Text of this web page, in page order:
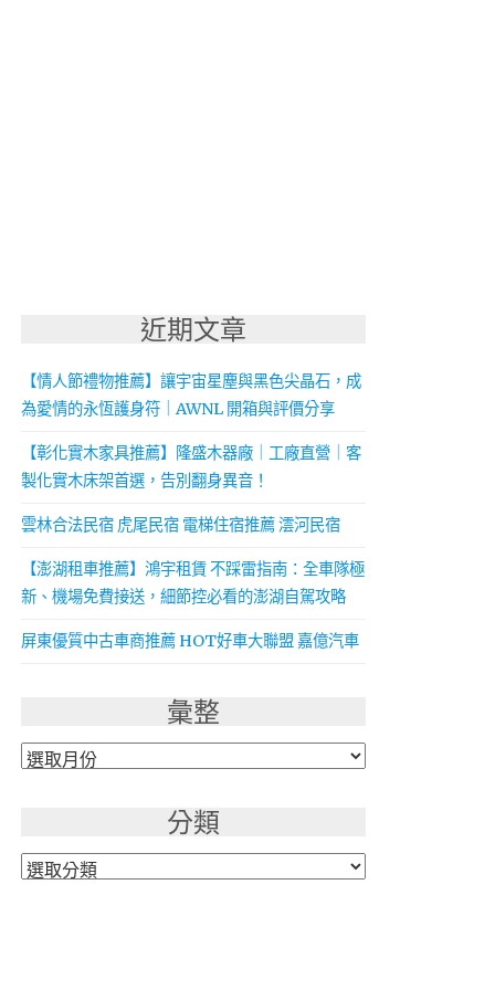
近期文章
【情人節禮物推薦】讓宇宙星塵與黑色尖晶石，成
為愛情的永恆護身符｜AWNL 開箱與評價分享
【彰化實木家具推薦】隆盛木器廠｜工廠直營｜客
製化實木床架首選，告別翻身異音！
雲林合法民宿 虎尾民宿 電梯住宿推薦 澐河民宿
【澎湖租車推薦】鴻宇租賃 不踩雷指南：全車隊極
新、機場免費接送，細節控必看的澎湖自駕攻略
屏東優質中古車商推薦 HOT好車大聯盟 嘉億汽車
彙整
彙
分類
分